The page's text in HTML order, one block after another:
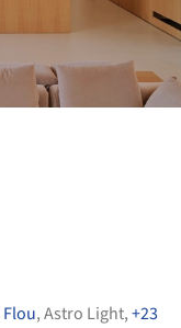
Flou,Astro Light,+23